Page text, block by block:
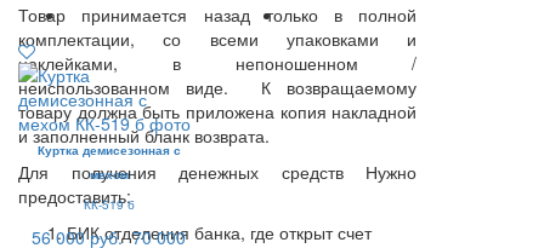
Товар принимается назад только в полной
комплектации, со всеми упаковками и
наклейками, в непоношенном /
неиспользованном виде. К возвращаемому
товару должна быть приложена копия накладной
и заполненный бланк возврата.
Для получения денежных средств Нужно
предоставить:
БИК отделения банка, где открыт счет
Куртка демисезонная с
мехом
КК-519 б
56 000 руб. 70 000